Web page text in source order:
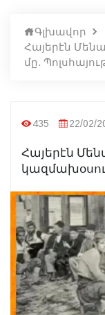
Գլխավոր
Հայերէն
մը.
435 22/02/
Հայերէն